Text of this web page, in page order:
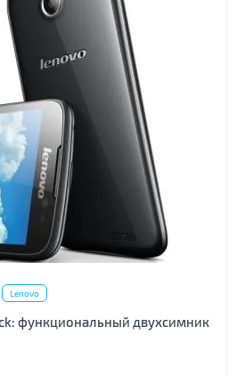
Lenovo
функциональный двухсимник